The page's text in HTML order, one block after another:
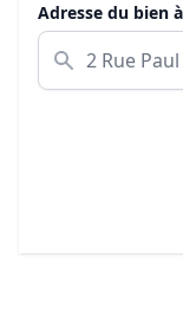
Adresse du bien